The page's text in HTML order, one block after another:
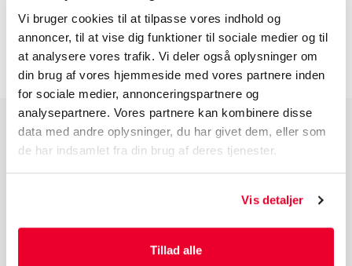
Vi bruger cookies til at tilpasse vores indhold og
annoncer, til at vise dig funktioner til sociale medier og til
at analysere vores trafik. Vi deler også oplysninger om
din brug af vores hjemmeside med vores partnere inden
for sociale medier, annonceringspartnere og
analysepartnere. Vores partnere kan kombinere disse
data med andre oplysninger, du har givet dem, eller som
de har indsamlet fra din brug af deres tjenester.
Vis detaljer
Tillad alle
INFORMATION FØR DU BESTILLLER
PRODUKTGRUPPER
Industri Emballage
Medicinsk Emballage